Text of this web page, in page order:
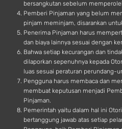
bersangkutan sebelum
Pemberi Pinjaman yang belum
pinjam meminjam, disarankan
Penerima Pinjaman harus
dan biaya lainnya sesuai dengan
Bahwa setiap kecurangan dan
dilaporkan sepenuhnya kepada
luas sesuai peraturan perundang-
Pengguna harus membaca dan
membuat keputusan menjadi
Pinjaman.
Pemerintah yaitu dalam hal ini
bertanggung jawab atas setiap